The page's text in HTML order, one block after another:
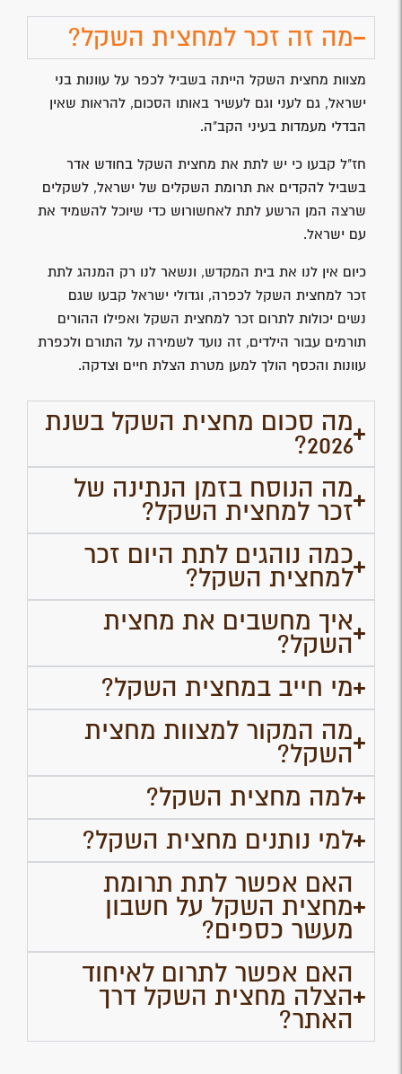
מה זה זכר למחצית השקל?
מצוות מחצית השקל הייתה בשביל לכפר על עוונות בני
ישראל, גם לעני וגם לעשיר באותו הסכום, להראות שאין
הבדלי מעמדות בעיני הקב"ה.
חז"ל קבעו כי יש לתת את מחצית השקל בחודש אדר
בשביל להקדים את תרומת השקלים של ישראל, לשקלים
שרצה המן הרשע לתת לאחשורוש כדי שיוכל להשמיד את
עם ישראל.
כיום אין לנו את בית המקדש, ונשאר לנו רק המנהג לתת
זכר למחצית השקל לכפרה, וגדולי ישראל קבעו שגם
נשים יכולות לתרום זכר למחצית השקל ואפילו ההורים
תורמים עבור הילדים, זה נועד לשמירה על התורם ולכפרת
עוונות והכסף הולך למען מטרת הצלת חיים וצדקה.
מה סכום מחצית השקל בשנת
2026?
מה הנוסח בזמן הנתינה של
זכר למחצית השקל?
כמה נוהגים לתת היום זכר
למחצית השקל?
איך מחשבים את מחצית
השקל?
מי חייב במחצית השקל?
מה המקור למצוות מחצית
השקל?
למה מחצית השקל?
למי נותנים מחצית השקל?
האם אפשר לתת תרומת
מחצית השקל על חשבון
מעשר כספים?
האם אפשר לתרום לאיחוד
הצלה מחצית השקל דרך
האתר?